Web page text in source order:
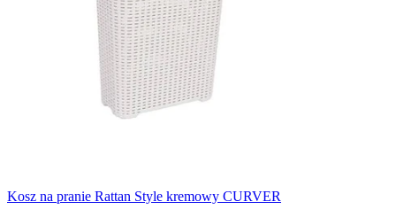
Kosz na pranie Rattan Style kremowy CURVER